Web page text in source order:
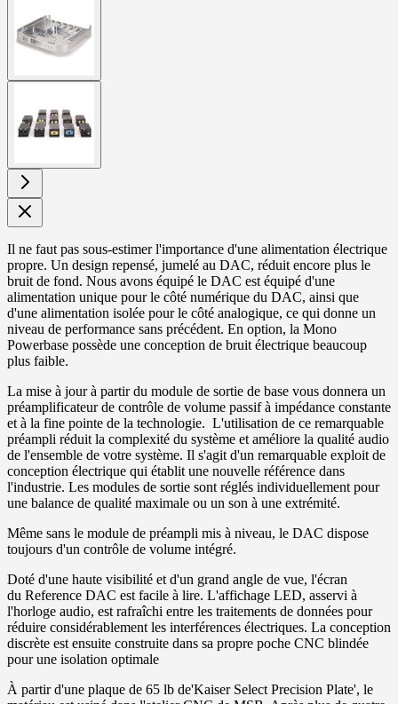
larger
image
image
Il ne faut pas sous-estimer l'importance d'une alimentation électrique
propre. Un design repensé, jumelé au DAC, réduit encore plus le
bruit de fond. Nous avons équipé le DAC est équipé d'une
alimentation unique pour le côté numérique du DAC, ainsi que
d'une alimentation isolée pour le côté analogique, ce qui donne un
niveau de performance sans précédent. En option, la Mono
Powerbase possède une conception de bruit électrique beaucoup
plus faible.
La mise à jour à partir du module de sortie de base vous donnera un
préamplificateur de contrôle de volume passif à impédance constante
et à la fine pointe de la technologie. L'utilisation de ce remarquable
préampli réduit la complexité du système et améliore la qualité audio
de l'ensemble de votre système. Il s'agit d'un remarquable exploit de
conception électrique qui établit une nouvelle référence dans
l'industrie. Les modules de sortie sont réglés individuellement pour
une balance de qualité maximale ou un son à une extrémité.
Même sans le module de préampli mis à niveau, le DAC dispose
toujours d'un contrôle de volume intégré.
Doté d'une haute visibilité et d'un grand angle de vue, l'écran
du Reference DAC est facile à lire. L'affichage LED, asservi à
l'horloge audio, est rafraîchi entre les traitements de données pour
réduire considérablement les interférences électriques. La conception
discrète est ensuite construite dans sa propre poche CNC blindée
pour une isolation optimale
À partir d'une plaque de 65 lb de'Kaiser Select Precision Plate', le